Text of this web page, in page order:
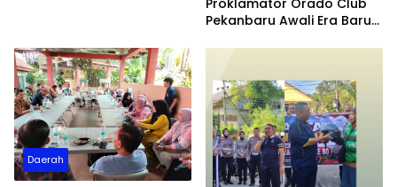
Pekanbaru Awali Era Baru
Daerah